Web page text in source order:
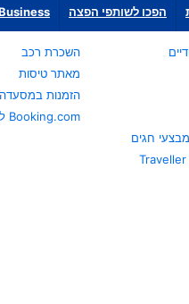
הפכו לשותפי הפצה
חגים
השכרת רכב
מאתר טיסות
הזמנות במסעדה
Booking.com לסוכני נסיעות